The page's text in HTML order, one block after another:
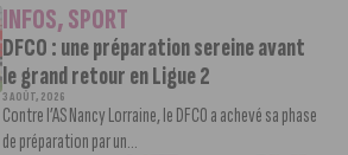
INFOS,SPORT
DFCO : une préparation sereine avant
le grand retour en Ligue 2
3 AOÛT, 2026
Contre l’AS Nancy Lorraine, le DFCO a achevé sa phase
de préparation par un...